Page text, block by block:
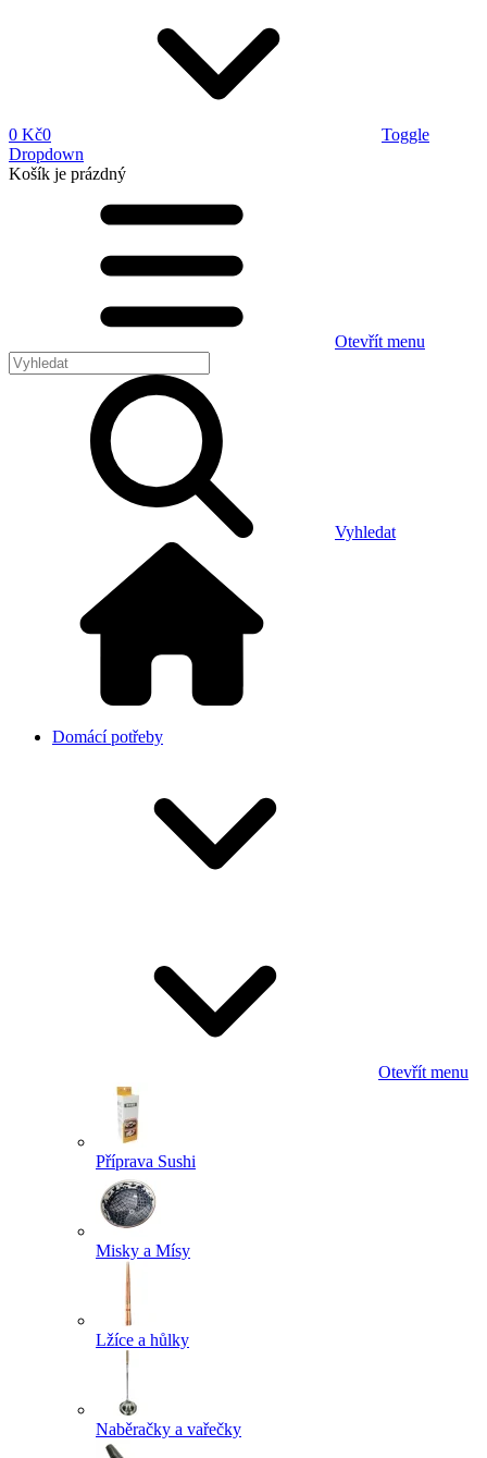
0 Kč0
Toggle
Dropdown
Košík je prázdný
Otevřít menu
Vyhledat
Domácí potřeby
Otevřít menu
Příprava Sushi
Misky a Mísy
Lžíce a hůlky
Naběračky a vařečky